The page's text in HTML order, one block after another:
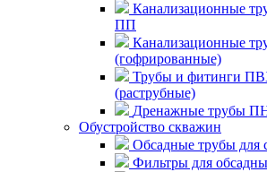
Канализационные
ПП
Канализационные
(гофрированные)
Трубы и фитинги
(раструбные)
Дренажные трубы
Обустройство скважин
Обсадные трубы для
Фильтры для